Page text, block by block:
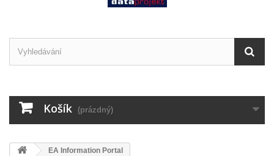
Košík (prázdný)
EA Information Portal